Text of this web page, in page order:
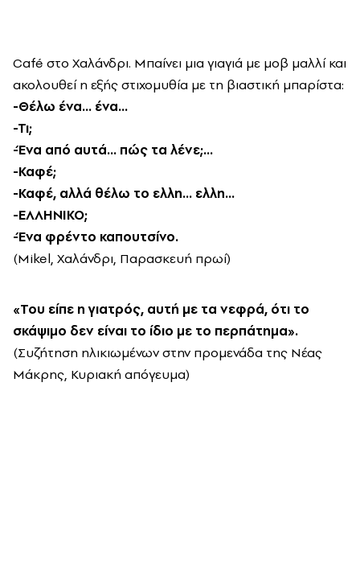
Café στο Χαλάνδρι. Μπαίνει μια γιαγιά με μοβ μαλλί και
ακολουθεί η εξής στιχομυθία με τη βιαστική μπαρίστα:
-Θέλω ένα… ένα…
-Τι;
-Ένα από αυτά… πώς τα λένε;…
-Καφέ;
-Καφέ, αλλά θέλω το ελλη… ελλη…
-ΕΛΛΗΝΙΚΟ;
-Ένα φρέντο καπουτσίνο.
(Mikel, Χαλάνδρι, Παρασκευή πρωί)
«Του είπε η γιατρός, αυτή με τα νεφρά, ότι το
σκάψιμο δεν είναι το ίδιο με το περπάτημα».
(Συζήτηση ηλικιωμένων στην προμενάδα της Νέας
Μάκρης, Κυριακή απόγευμα)